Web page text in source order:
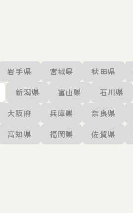
岩手県 宮城県 秋田県
新潟県 富山県 石川県
大阪府 兵庫県 奈良県
高知県 福岡県 佐賀県